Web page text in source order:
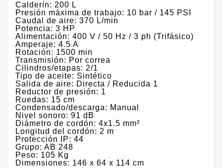
​Calderín: 200 L
Presión máxima de trabajo: 10 bar / 145 PSI
Caudal de aire: 370 L/min
Potencia: 3 HP
Alimentación: 400 V / 50 Hz / 3 ph (Trifásico)
Amperaje: 4.5 A
Rotación: 1500 min
Transmisión: Por correa
Cilindros/etapas: 2/1
Tipo de aceite: Sintético
Salida de aire: Directa / Reducida 1
Reductor de presión: 1
Ruedas: 15 cm
Condensado/descarga: Manual
Nivel sonoro: 91 dB
Diámetro de cordón: 4x1.5 mm²
Longitud del cordón: 2 m
Protección IP: 44
Grupo: AB 248
Peso: 105 Kg
Dimensiones: 146 x 64 x 114 cm